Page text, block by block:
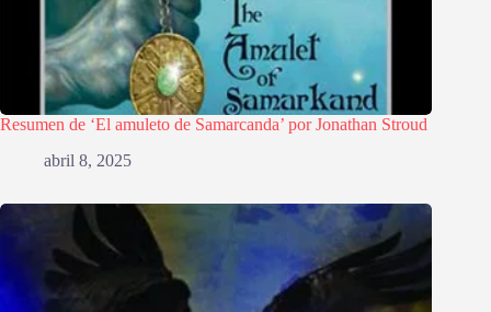
Resumen de ‘El amuleto de Samarcanda’ por Jonathan Stroud
abril 8, 2025